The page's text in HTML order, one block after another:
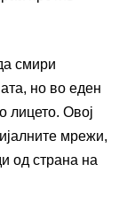
смири
но во еден
лицето. Овој
мрежи,
од страна на